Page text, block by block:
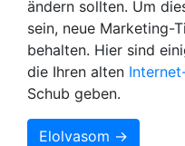
ändern sollten. Um
sein, neue Marketing-
behalten. Hier sind
die Ihren alten
Schub geben.
Elolvasom →